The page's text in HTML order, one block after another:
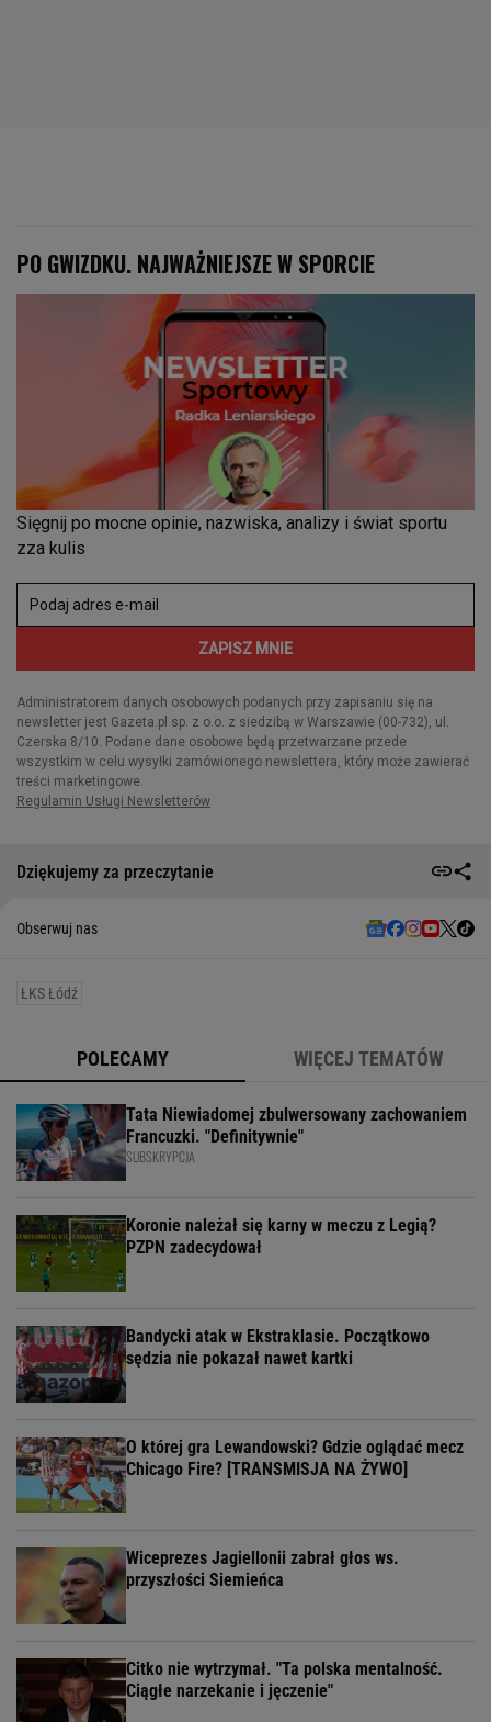
Dziękujemy za przeczytanie
Obserwuj nas
ŁKS Łódź
POLECAMY WIĘCEJ TEMATÓW
Tata Niewiadomej zbulwersowany zachowaniem
Francuzki. "Definitywnie"
SUBSKRYPCJA
Koronie należał się karny w meczu z Legią?
PZPN zadecydował
Bandycki atak w Ekstraklasie. Początkowo
sędzia nie pokazał nawet kartki
O której gra Lewandowski? Gdzie oglądać mecz
Chicago Fire? [TRANSMISJA NA ŻYWO]
Wiceprezes Jagiellonii zabrał głos ws.
przyszłości Siemieńca
Citko nie wytrzymał. "Ta polska mentalność.
Ciągłe narzekanie i jęczenie"